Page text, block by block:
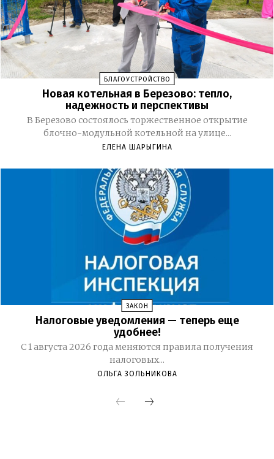
БЛАГОУСТРОЙСТВО
Новая котельная в Березово: тепло,
надежность и перспективы
В Березово состоялось торжественное открытие
блочно-модульной котельной на улице...
ЕЛЕНА ШАРЫГИНА
ЗАКОН
Налоговые уведомления — теперь еще
удобнее!
С 1 августа 2026 года меняются правила получения
налоговых...
ОЛЬГА ЗОЛЬНИКОВА